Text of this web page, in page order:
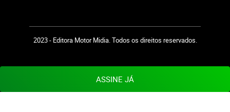
2023 - Editora Motor Midia. Todos os direitos reservados.
ASSINE JÁ